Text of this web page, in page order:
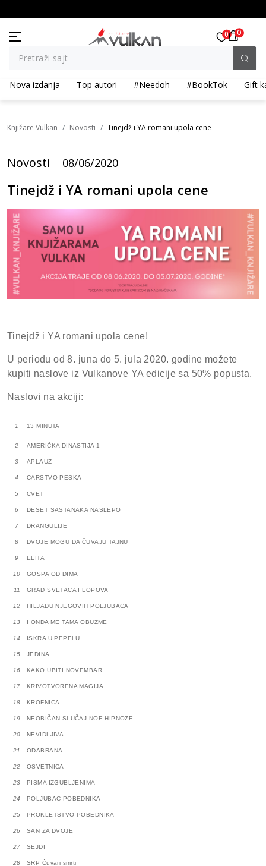
Pretraži sajt
0 0
Nova izdanja Top autori #Needoh #BookTok Gift
Knjižare Vulkan Novosti Tinejdž i YA romani upola cene
Novosti 08/06/2020
Tinejdž i YA romani upola cene
Tinejdž i YA romani upola cene!
U periodu od 8. juna do 5. jula 2020. godine možete
kupiti naslove iz Vulkanove YA edicije sa 50% popusta.
Naslovi na akciji:
1 13 MINUTA
2 AMERIČKA DINASTIJA 1
3 APLAUZ
4 CARSTVO PESKA
5 CVET
6 DESET SASTANAKA NASLEPO
7 DRANGULIJE
8 DVOJE MOGU DA ČUVAJU TAJNU
9 ELITA
10 GOSPA OD DIMA
11 GRAD SVETACA I LOPOVA
12 HILJADU NJEGOVIH POLJUBACA
13 I ONDA ME TAMA OBUZME
14 ISKRA U PEPELU
15 JEDINA
16 KAKO UBITI NOVEMBAR
17 KRIVOTVORENA MAGIJA
18 KROFNICA
19 NEOBIČAN SLUČAJ NOE HIPNOZE
20 NEVIDLJIVA
21 ODABRANA
22 OSVETNICA
23 PISMA IZGUBLJENIMA
24 POLJUBAC POBEDNIKA
25 PROKLETSTVO POBEDNIKA
26 SAN ZA DVOJE
27 SEJDI
28 SRP Čuvari smrti